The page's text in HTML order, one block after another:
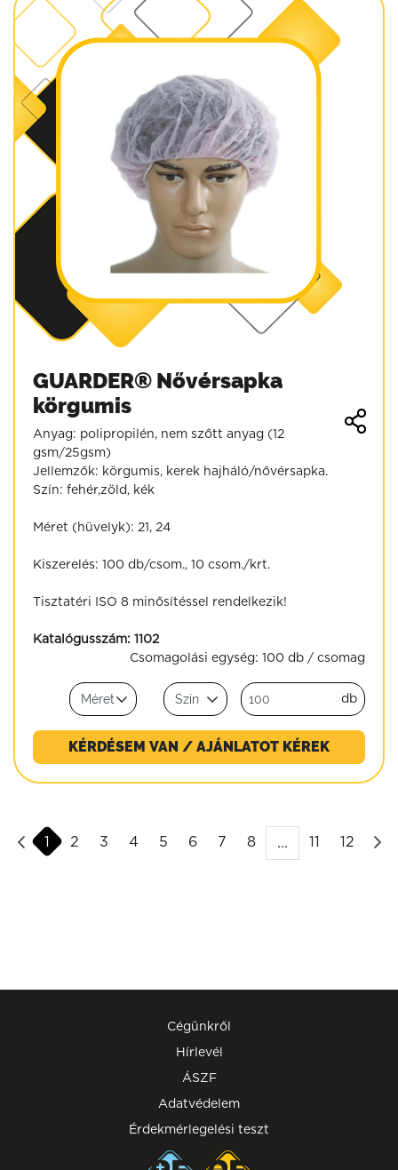
GUARDER® Nővérsapka
körgumis
Anyag: polipropilén, nem szőtt anyag (12
gsm/25gsm)
Jellemzők: körgumis, kerek hajháló/nővérsapka.
Szín: fehér,zöld, kék
Méret (hüvelyk): 21, 24
Kiszerelés: 100 db/csom., 10 csom./krt.
Tisztatéri ISO 8 minősítéssel rendelkezik!
Katalógusszám: 1102
Csomagolási egység: 100 db / csomag
db
KÉRDÉSEM VAN / AJÁNLATOT KÉREK
1 2 3 4 5 6 7 8 ... 11 12
Cégünkről
Hírlevél
ÁSZF
Adatvédelem
Érdekmérlegelési teszt